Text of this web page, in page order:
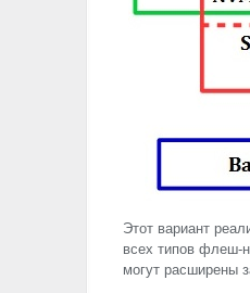
Этот вариант
всех типов флеш-
могут расширены